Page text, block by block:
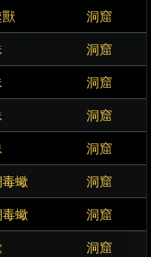
洞窟
洞窟
洞窟
洞窟
洞窟
蠍
洞窟
蠍
洞窟
洞窟